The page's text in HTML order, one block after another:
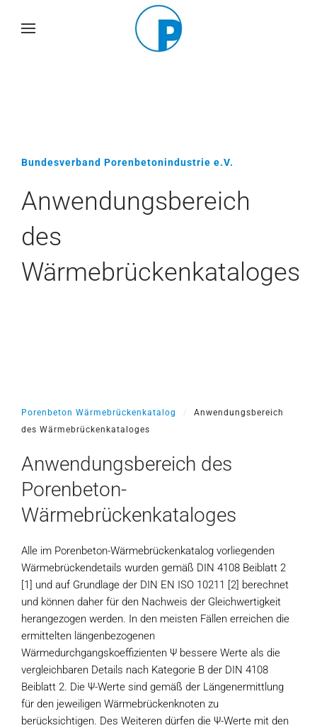
Skip
Bundesverband Porenbetonindustrie e.V.
Anwendungsbereich
des
Wärmebrückenkataloges
Porenbeton Wärmebrückenkatalog
Anwendungsbereich
des Wärmebrückenkataloges
Anwendungsbereich des
Porenbeton-
Wärmebrückenkataloges
Alle im Porenbeton-Wärmebrückenkatalog vorliegenden
Wärmebrückendetails wurden gemäß DIN 4108 Beiblatt 2
[1] und auf Grundlage der DIN EN ISO 10211 [2] berechnet
und können daher für den Nachweis der Gleichwertigkeit
herangezogen werden. In den meisten Fällen erreichen die
ermittelten längenbezogenen
Wärmedurchgangskoeffizienten Ψ bessere Werte als die
vergleichbaren Details nach Kategorie B der DIN 4108
Beiblatt 2. Die Ψ-Werte sind gemäß der Längenermittlung
für den jeweiligen Wärmebrückenknoten zu
berücksichtigen. Des Weiteren dürfen die Ψ-Werte mit den